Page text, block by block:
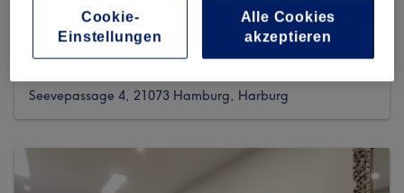
Soft Hair - Hamburg
Seevepassage 4, 21073 Hamburg, Harburg
Cookie-
Einstellungen
Alle Cookies
akzeptieren